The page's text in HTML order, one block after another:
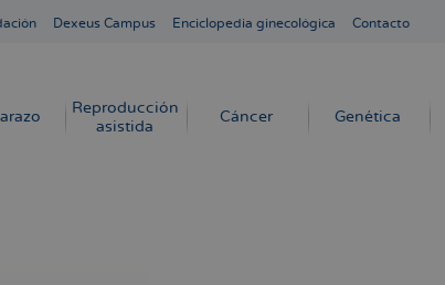
Dexeus Campus Enciclopedia ginecológica Contacto
Reproducción
asistida
Cáncer Genética